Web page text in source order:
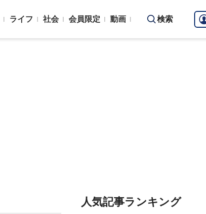
ライフ 社会 会員限定 動画 検索
人気記事ランキング